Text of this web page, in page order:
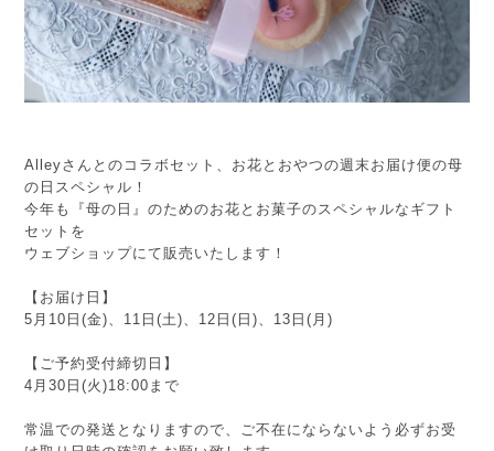
Alleyさんとのコラボセット、お花とおやつの週末お届け便の母
の日スペシャル！
今年も『母の日』のためのお花とお菓子のスペシャルなギフト
セットを
ウェブショップにて販売いたします！
【お届け日】
5月10日(金)、11日(土)、12日(日)、13日(月)
【ご予約受付締切日】
4月30日(火)18:00まで
常温での発送となりますので、ご不在にならないよう必ずお受